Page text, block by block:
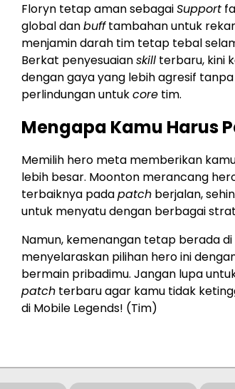
Floryn tetap aman sebagaiSupport
global danbufftambahan untuk
menjamin darah tim tetap tebal
Berkat penyesuaianskill terbaru, kini
dengan gaya yang lebih agresif
perlindungan untukcore tim.
Mengapa Kamu Harus
Memilih hero meta memberikan
lebih besar. Moonton merancang
terbaiknya padapatch berjalan,
untuk menyatu dengan berbagai
Namun, kemenangan tetap berada
menyelaraskan pilihan hero ini
bermain pribadimu. Jangan lupa
patch terbaru agar kamu tidak
di Mobile Legends! (Tim)